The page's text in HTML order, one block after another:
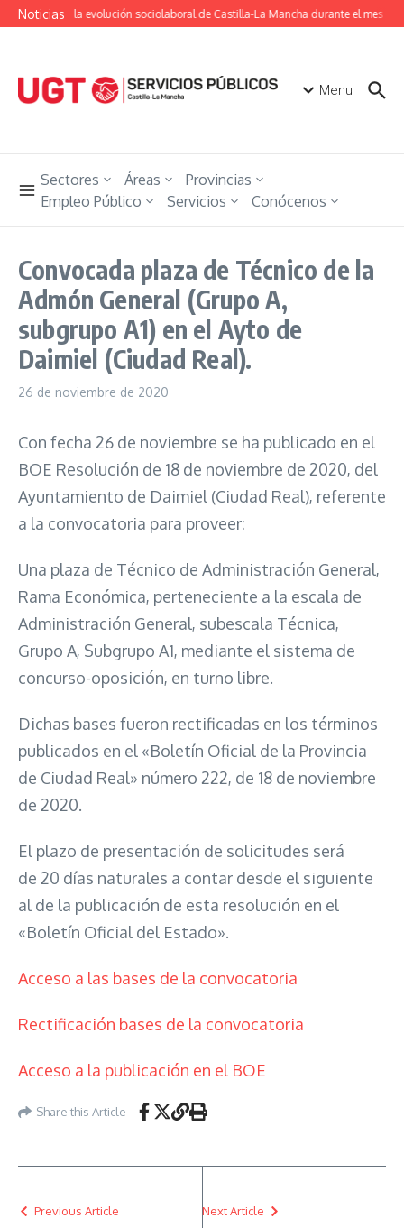
Saltar al contenido
Noticias
Conoce la evolución sociolaboral de Castilla-La Mancha durante el mes de
Menu
Sectores Áreas
Provincias
Empleo Público
Servicios Conócenos
Convocada plaza de Técnico de la
Admón General (Grupo A,
subgrupo A1) en el Ayto de
Daimiel (Ciudad Real).
26 de noviembre de 2020
Con fecha 26 de noviembre se ha publicado en el
BOE Resolución de 18 de noviembre de 2020, del
Ayuntamiento de Daimiel (Ciudad Real), referente
a la convocatoria para proveer:
Una plaza de Técnico de Administración General,
Rama Económica, perteneciente a la escala de
Administración General, subescala Técnica,
Grupo A, Subgrupo A1, mediante el sistema de
concurso-oposición, en turno libre.
Dichas bases fueron rectificadas en los términos
publicados en el «Boletín Oficial de la Provincia
de Ciudad Real» número 222, de 18 de noviembre
de 2020.
El plazo de presentación de solicitudes será
de 20 días naturales a contar desde el siguiente
al de la publicación de esta resolución en el
«Boletín Oficial del Estado».
Acceso a las bases de la convocatoria
Rectificación bases de la convocatoria
Acceso a la publicación en el BOE
Share this Article
Previous Article Next Article